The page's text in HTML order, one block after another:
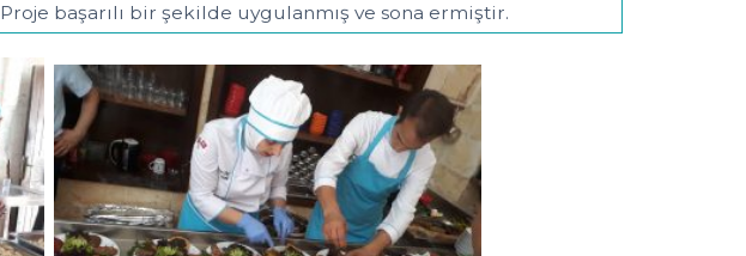
Proje başarılı bir şekilde uygulanmış ve sona ermiştir.